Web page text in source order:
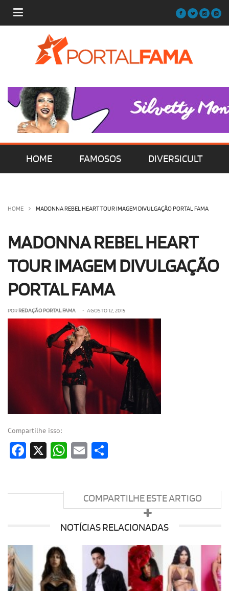
HOME FAMOSOS DIVERSICULT
OLHA ISSO! EU QUERO!
HOME MADONNA REBEL HEART TOUR IMAGEM DIVULGAÇÃO PORTAL FAMA
MADONNA REBEL HEART
TOUR IMAGEM DIVULGAÇÃO
PORTAL FAMA
POR REDAÇÃO PORTAL FAMA • AGOSTO 12, 2015
Compartilhe isso:
Facebook
X WhatsApp
Email
COMPARTILHE ESTE ARTIGO
NOTÍCIAS RELACIONADAS